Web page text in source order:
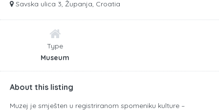
Savska ulica 3, Županja, Croatia
Type
Museum
About this listing
Muzej je smješten u registriranom spomeniku kulture –